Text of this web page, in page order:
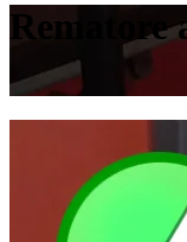
Rematore